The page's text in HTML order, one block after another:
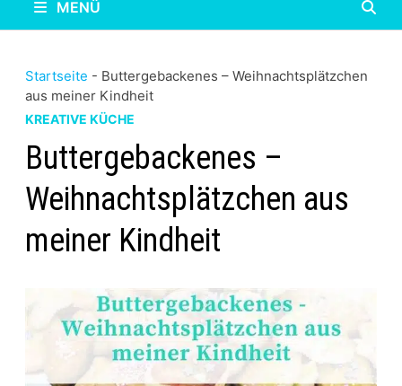
MENÜ
Startseite - Buttergebackenes – Weihnachtsplätzchen
aus meiner Kindheit
KREATIVE KÜCHE
Buttergebackenes –
Weihnachtsplätzchen aus
meiner Kindheit